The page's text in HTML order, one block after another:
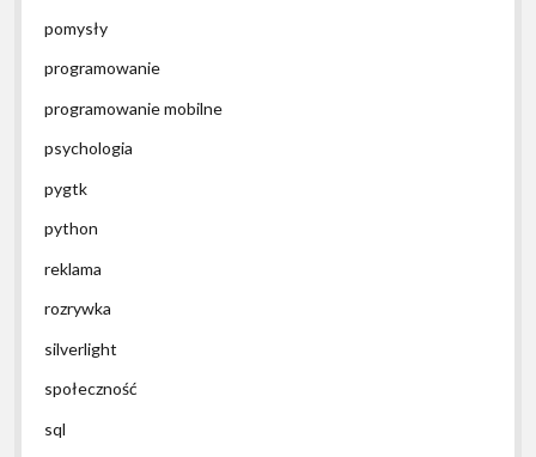
pomysły
programowanie
programowanie mobilne
psychologia
pygtk
python
reklama
rozrywka
silverlight
społeczność
sql